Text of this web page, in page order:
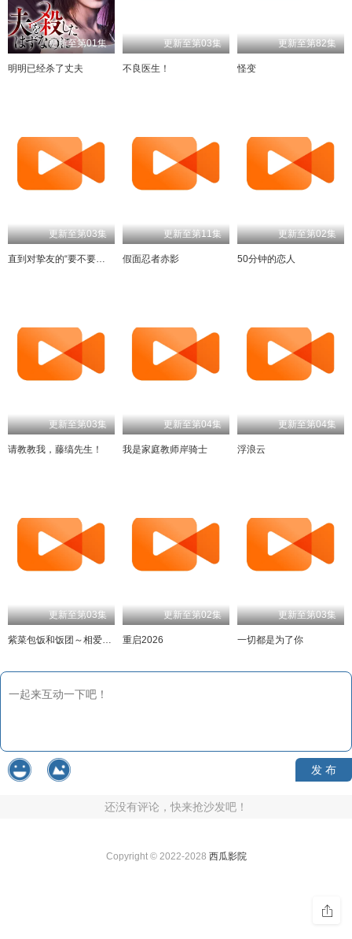
更新至第01集
明明已经杀了丈夫
更新至第03集
不良医生！
更新至第82集
怪变
更新至第03集
直到对挚友的“要不要同居”说出“好”
更新至第11集
假面忍者赤影
更新至第02集
50分钟的恋人
更新至第03集
请教教我，藤缟先生！
更新至第04集
我是家庭教师岸骑士
更新至第04集
浮浪云
更新至第03集
紫菜包饭和饭团～相爱的两个人相似又不一样～
更新至第02集
重启2026
更新至第03集
一切都是为了你
发 布
还没有评论，快来抢沙发吧！
Copyright © 2022-2028 西瓜影院